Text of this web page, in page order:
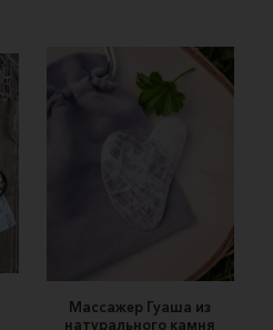
Массажер Гуаша из
натурального камня